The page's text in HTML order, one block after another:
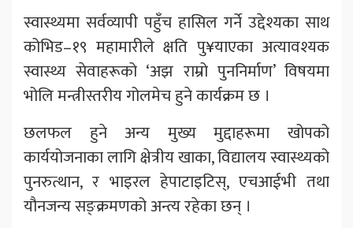
स्वास्थ्यमा सर्वव्यापी पहुँच हासिल गर्ने उद्देश्यका साथ
कोभिड–१९ महामारीले क्षति पु¥याएका अत्यावश्यक
स्वास्थ्य सेवाहरूको ‘अझ राम्रो पुननिर्माण’ विषयमा
भोलि मन्त्रीस्तरीय गोलमेच हुने कार्यक्रम छ ।
छलफल हुने अन्य मुख्य मुद्दाहरूमा खोपको
कार्ययोजनाका लागि क्षेत्रीय खाका, विद्यालय स्वास्थ्यको
पुनरुत्थान, र भाइरल हेपाटाइटिस्, एचआईभी तथा
यौनजन्य सङ्क्रमणको अन्त्य रहेका छन् ।